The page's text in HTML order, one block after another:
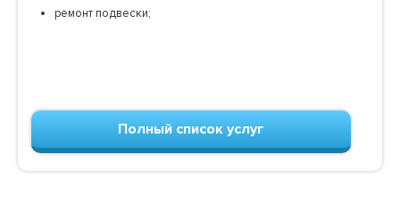
ремонт подвески;
Полный список услуг